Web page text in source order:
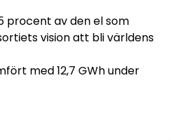
procent av den el som
vision att bli världens
med 12,7 GWh under